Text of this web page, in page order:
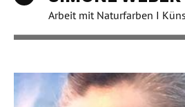
Arbeit mit Naturfarben I